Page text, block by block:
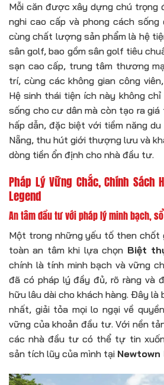
Mỗi căn được xây dựng chú trọng
nghi cao cấp và phong cách sống
cùng chất lượng sản phẩm là hệ
sân golf, bao gồm sân golf tiêu
sạn cao cấp, trung tâm thương
trí, cùng các không gian công
Hệ sinh thái tiện ích này không
sống cho cư dân mà còn tạo ra
hấp dẫn, đặc biệt với tiềm năng
Nẵng, thu hút giới thượng lưu và
dòng tiền ổn định cho nhà đầu tư.
Pháp Lý Vững Chắc, Chính Sách
Legend
An tâm đầu tư với pháp lý minh bạch,
Một trong những yếu tố then chốt
toàn an tâm khi lựa chọn Biệt
chính là tính minh bạch và vững
đã có pháp lý đầy đủ, rõ ràng và
hữu lâu dài cho khách hàng. Đây là
nhất, giải tỏa mọi lo ngại về
vững của khoản đầu tư. Với nền
các nhà đầu tư có thể tự tin
sản tích lũy của mình tại Newtown